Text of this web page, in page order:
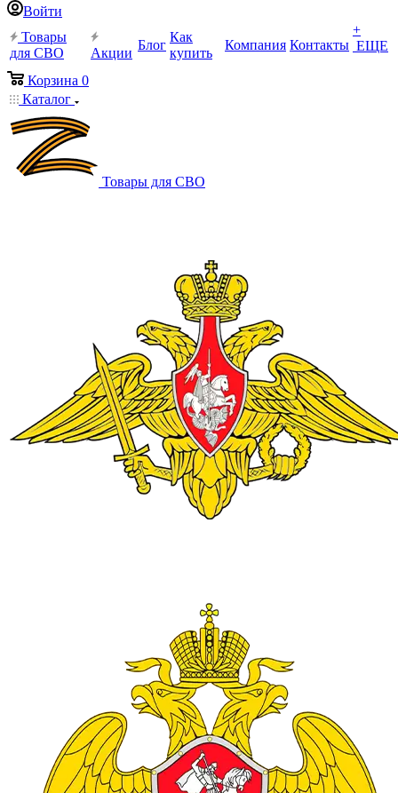
Войти
Товары
для СВО
Акции
Блог
Как
купить
Компания Контакты
+
ЕЩЕ
Корзина 0
Каталог
Товары для СВО